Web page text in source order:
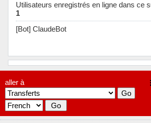
Utilisateurs enregistrés en ligne dans ce
1
[Bot] ClaudeBot
aller à